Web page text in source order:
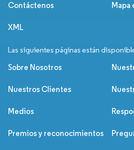
Contáctenos Mapa
XML
Las siguientes páginas están
Sobre Nosotros
Nuestros Clientes
Medios
Premios y reconocimientos